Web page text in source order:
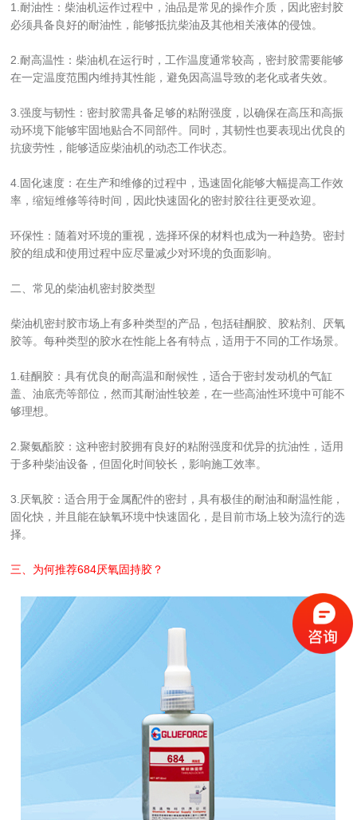
1.耐油性：柴油机运作过程中，油品是常见的操作介质，因此密封胶
必须具备良好的耐油性，能够抵抗柴油及其他相关液体的侵蚀。
2.耐高温性：柴油机在运行时，工作温度通常较高，密封胶需要能够
在一定温度范围内维持其性能，避免因高温导致的老化或者失效。
3.强度与韧性：密封胶需具备足够的粘附强度，以确保在高压和高振
动环境下能够牢固地贴合不同部件。同时，其韧性也要表现出优良的
抗疲劳性，能够适应柴油机的动态工作状态。
4.固化速度：在生产和维修的过程中，迅速固化能够大幅提高工作效
率，缩短维修等待时间，因此快速固化的密封胶往往更受欢迎。
环保性：随着对环境的重视，选择环保的材料也成为一种趋势。密封
胶的组成和使用过程中应尽量减少对环境的负面影响。
二、常见的柴油机密封胶类型
柴油机密封胶市场上有多种类型的产品，包括硅酮胶、胶粘剂、厌氧
胶等。每种类型的胶水在性能上各有特点，适用于不同的工作场景。
1.硅酮胶：具有优良的耐高温和耐候性，适合于密封发动机的气缸
盖、油底壳等部位，然而其耐油性较差，在一些高油性环境中可能不
够理想。
2.聚氨酯胶：这种密封胶拥有良好的粘附强度和优异的抗油性，适用
于多种柴油设备，但固化时间较长，影响施工效率。
3.厌氧胶：适合用于金属配件的密封，具有极佳的耐油和耐温性能，
固化快，并且能在缺氧环境中快速固化，是目前市场上较为流行的选
择。
三、为何推荐684厌氧固持胶 ？